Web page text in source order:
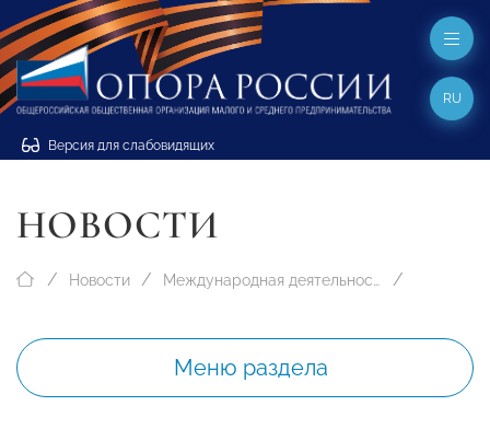
Версия для слабовидящих
RU
НОВОСТИ
Новости Международная деятельность
Меню раздела